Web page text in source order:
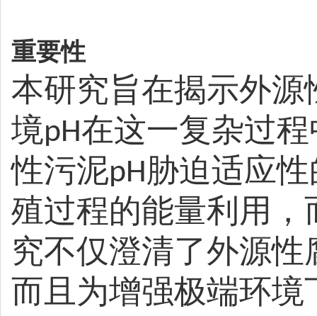
重要性
本研究旨在揭示外
境pH在这一复杂过
性污泥pH胁迫适应
殖过程的能量利用
究不仅澄清了外源性
而且为增强极端环